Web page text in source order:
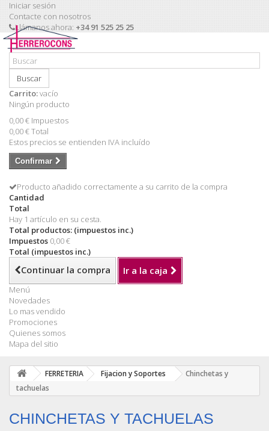
Iniciar sesión
Contacte con nosotros
Llámanos ahora: +34 91 525 25 25
Buscar
Carrito:vacío
Ningún producto
0,00 € Impuestos
0,00 €Total
Estos precios se entienden IVA incluído
Confirmar
Producto añadido correctamente a su carrito de la compra
Cantidad
Total
Hay 1 artículo en su cesta.
Total productos: (impuestos inc.)
Impuestos 0,00 €
Total (impuestos inc.)
Continuar la compra Ir a la caja
Menú
Novedades
Lo mas vendido
Promociones
Quienes somos
Mapa del sitio
FERRETERIA Fijacion y Soportes
Chinchetas y
tachuelas
CHINCHETAS Y TACHUELAS